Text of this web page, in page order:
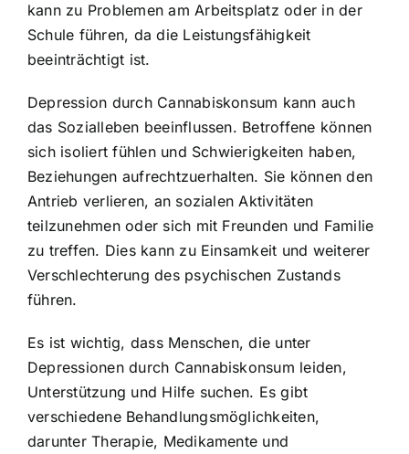
kann zu Problemen am Arbeitsplatz oder in der
Schule führen, da die Leistungsfähigkeit
beeinträchtigt ist.
Depression durch Cannabiskonsum kann auch
das Sozialleben beeinflussen. Betroffene können
sich isoliert fühlen und Schwierigkeiten haben,
Beziehungen aufrechtzuerhalten. Sie können den
Antrieb verlieren, an sozialen Aktivitäten
teilzunehmen oder sich mit Freunden und Familie
zu treffen. Dies kann zu Einsamkeit und weiterer
Verschlechterung des psychischen Zustands
führen.
Es ist wichtig, dass Menschen, die unter
Depressionen durch Cannabiskonsum leiden,
Unterstützung und Hilfe suchen. Es gibt
verschiedene Behandlungsmöglichkeiten,
darunter Therapie, Medikamente und